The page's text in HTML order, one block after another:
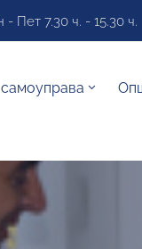
Пет 7.30 ч. - 15.30 ч.